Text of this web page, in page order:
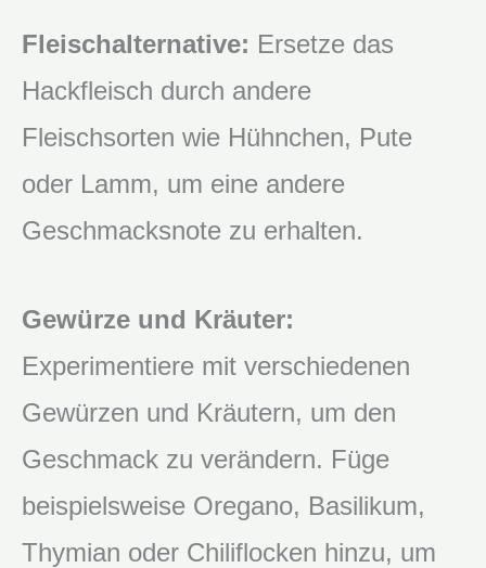
Fleischalternative: Ersetze das
Hackfleisch durch andere
Fleischsorten wie Hühnchen, Pute
oder Lamm, um eine andere
Geschmacksnote zu erhalten.
Gewürze und Kräuter:
Experimentiere mit verschiedenen
Gewürzen und Kräutern, um den
Geschmack zu verändern. Füge
beispielsweise Oregano, Basilikum,
Thymian oder Chiliflocken hinzu, um